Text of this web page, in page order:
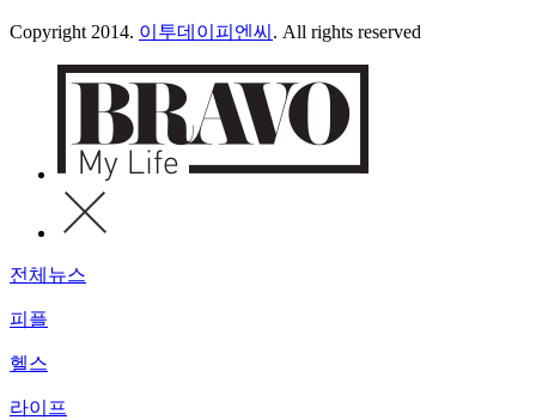
Copyright 2014. 이투데이피엔씨 . All rights reserved
전체뉴스
피플
헬스
라이프